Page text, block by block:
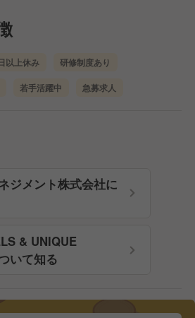
以上休み 研修制度あり
若手活躍中 急募求人
ジメント株式会社に
& UNIQUE
いて知る